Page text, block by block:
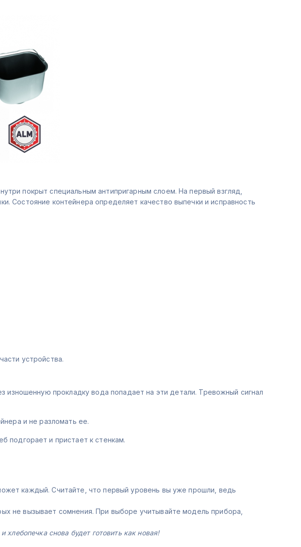
покрыт специальным антипригарным слоем. На первый взгляд,
Состояние контейнера определяет качество выпечки и исправность
устройства.
изношенную прокладку вода попадает на эти детали. Тревожный сигнал
и не разломать ее.
подгорает и пристает к стенкам.
каждый. Считайте, что первый уровень вы уже прошли, ведь
не вызывает сомнения. При выборе учитывайте модель прибора,
снова будет готовить как новая!